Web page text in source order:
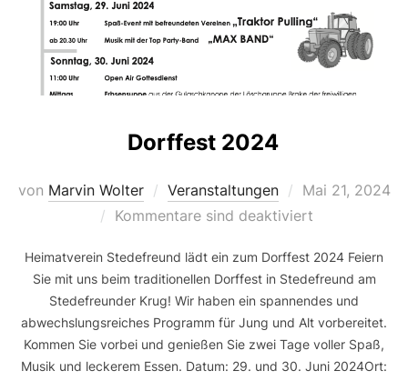
Dorffest 2024
von Marvin Wolter Veranstaltungen
Veröffentlicht
am
Mai 21, 2024
Kommentare sind deaktiviert
Heimatverein Stedefreund lädt ein zum Dorffest 2024 Feiern
Sie mit uns beim traditionellen Dorffest in Stedefreund am
Stedefreunder Krug! Wir haben ein spannendes und
abwechslungsreiches Programm für Jung und Alt vorbereitet.
Kommen Sie vorbei und genießen Sie zwei Tage voller Spaß,
Musik und leckerem Essen. Datum: 29. und 30. Juni 2024Ort: